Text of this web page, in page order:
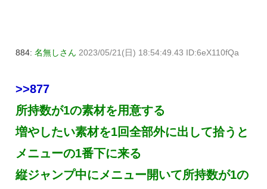
884: 名無しさん 2023/05/21(日) 18:54:49.43 ID:6eX110fQa
>>877
所持数が1の素材を用意する
増やしたい素材を1回全部外に出して拾うと
メニューの1番下に来る
縦ジャンプ中にメニュー開いて所持数が1の